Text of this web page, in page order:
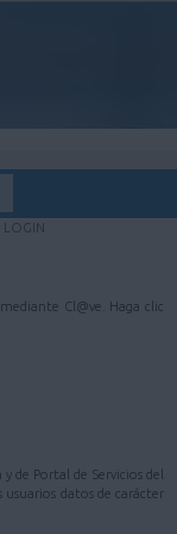
LOGIN
Cl@ve. Haga clic
de Portal de Servicios del
datos de carácter